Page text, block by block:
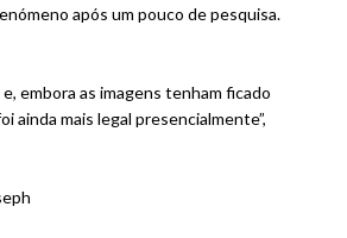
após um pouco de pesquisa.
embora as imagens tenham ficado
ainda mais legal presencialmente”,